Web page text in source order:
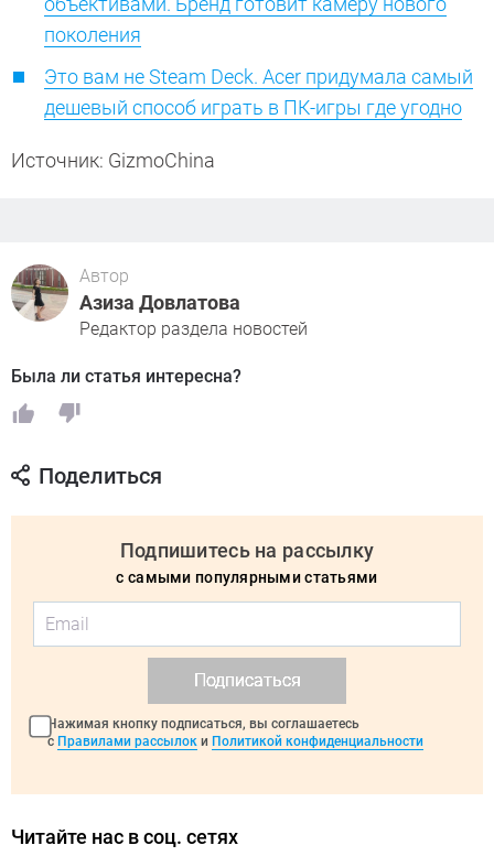
поколения
Это вам не Steam Deck. Acer придумала самый
дешевый способ играть в ПК-игры где угодно
Источник: GizmoChina
Автор
Азиза Довлатова
Редактор раздела новостей
Была ли статья интересна?
Поделиться
Подпишитесь на рассылку
с самыми популярными статьями
Подписаться
Нажимая кнопку подписаться, вы соглашаетесь
с Правилами рассылок и Политикой конфиденциальности
Читайте нас в соц. сетях